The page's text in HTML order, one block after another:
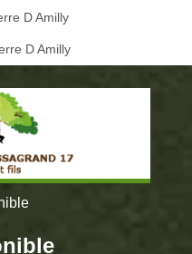
D Amilly
D Amilly